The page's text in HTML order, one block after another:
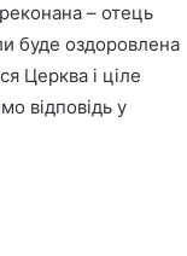
– отець
буде оздоровлена
Церква і ціле
відповідь у